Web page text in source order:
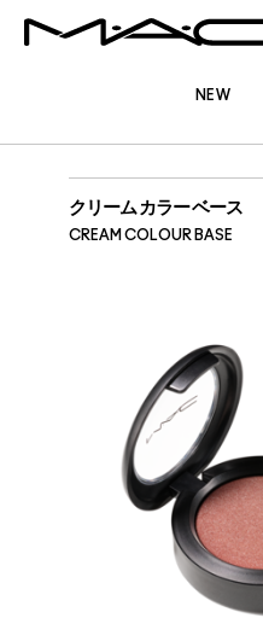
NEW
クリーム カラー ベース
CREAM COLOUR BASE